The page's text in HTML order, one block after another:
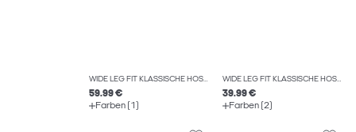
WIDE LEG FIT KLASSISCHE HOSEN
59.99 €
Farben (1)
WIDE LEG FIT KLASSISCHE HOSEN
39.99 €
Farben (2)